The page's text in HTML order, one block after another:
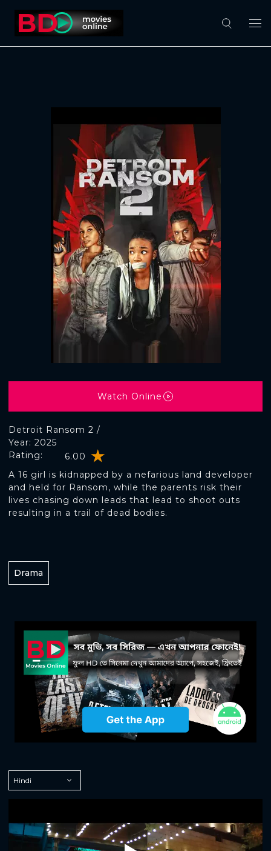
Detroit Ransom 2 /
Rating: 6.00
Year: 2025
A 16 girl is kidnapped by a nefarious land developer
and held for Ransom, while the parents risk their
lives chasing down leads that lead to shoot outs
resulting in a trail of dead bodies.
Watch Online
Drama